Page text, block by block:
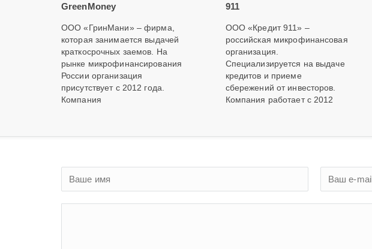
GreenMoney
ООО «ГринМани» – фирма,
которая занимается выдачей
краткосрочных заемов. На
рынке микрофинансирования
России организация
присутствует с 2012 года.
Компания
911
ООО «Кредит 911» –
российская микрофинансовая
организация.
Специализируется на выдаче
кредитов и приеме
сбережений от инвесторов.
Компания работает с 2012